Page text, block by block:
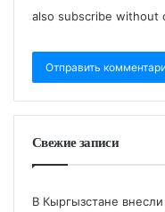
also subscribe without
Свежие записи
В Кыргызстане